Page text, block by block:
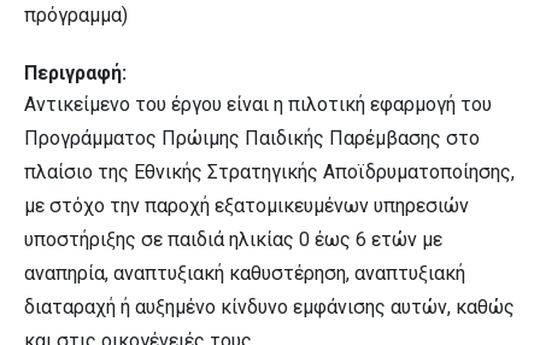
πρόγραμμα)
Περιγραφή:
Αντικείμενο του έργου είναι η πιλοτική εφαρμογή του
Προγράμματος Πρώιμης Παιδικής Παρέμβασης στο
πλαίσιο της Εθνικής Στρατηγικής Αποϊδρυματοποίησης,
με στόχο την παροχή εξατομικευμένων υπηρεσιών
υποστήριξης σε παιδιά ηλικίας 0 έως 6 ετών με
αναπηρία, αναπτυξιακή καθυστέρηση, αναπτυξιακή
διαταραχή ή αυξημένο κίνδυνο εμφάνισης αυτών, καθώς